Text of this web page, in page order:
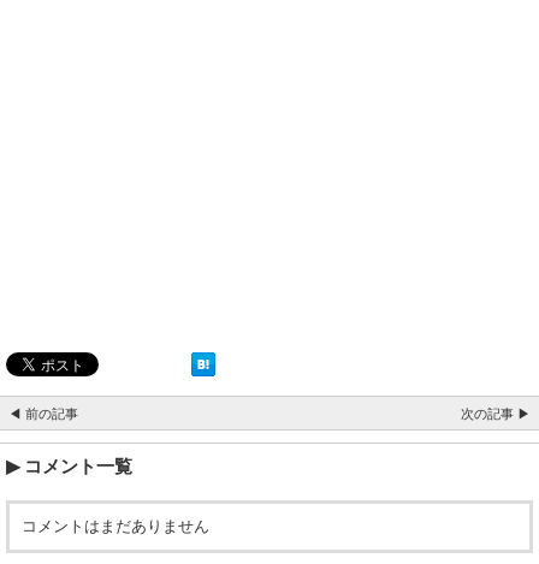
◀ 前の記事 次の記事 ▶
コメント一覧
コメントはまだありません